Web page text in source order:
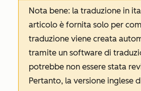
Nota bene: la traduzione in
articolo è fornita solo per
traduzione viene creata
tramite un software di
potrebbe non essere stata
Pertanto, la versione inglese